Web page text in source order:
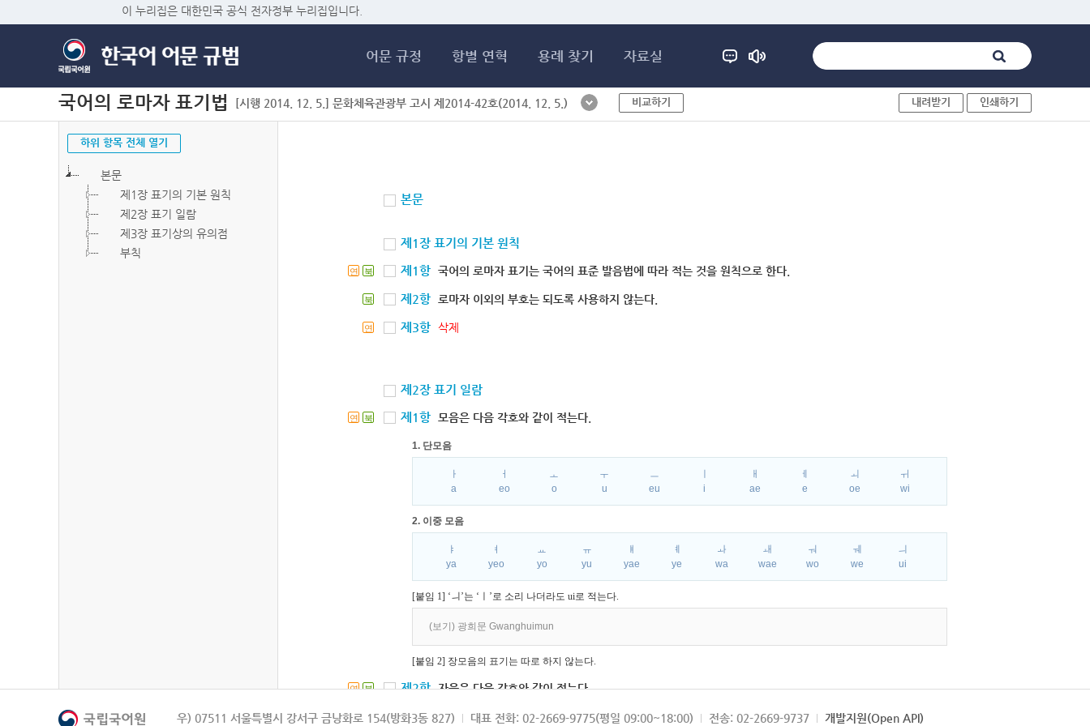
이 누리집은 대한민국 공식 전자정부 누리집입니다.
어문 규정 항별 연혁 용례 찾기 자료실
국어의 로마자 표기법 [시행 2014. 12. 5.] 문화체육관광부 고시 제2014-42호(2014. 12. 5.) 비교하기 내려받기 인쇄하기
하위 항목 전체 열기
본문
제1장 표기의 기본 원칙
제2장 표기 일람
제3장 표기상의 유의점
부칙
본문
제1장 표기의 기본 원칙
연 북 제1항 국어의 로마자 표기는 국어의 표준 발음법에 따라 적는 것을 원칙으로 한다.
북 제2항 로마자 이외의 부호는 되도록 사용하지 않는다.
연 제3항 삭제
제2장 표기 일람
연 북 제1항 모음은 다음 각호와 같이 적는다.
1. 단모음
ㅏ
a
ㅓ
eo
ㅗ
o
ㅜ
u
ㅡ
eu
i
ㅐ
ae
ㅔ
e
ㅚ
oe
ㅟ
wi
2. 이중 모음
ㅑ
ya
ㅕ
yeo
ㅛ
yo
ㅠ
yu
ㅒ
yae
ㅖ
ye
ㅘ
wa
ㅙ
wae
ㅝ
wo
ㅞ
we
ㅢ
ui
[붙임 1] ‘ㅢ’는 ‘ㅣ’로 소리 나더라도 ui로 적는다.
(보기) 광희문 Gwanghuimun
[붙임 2] 장모음의 표기는 따로 하지 않는다.
연 북 제2항 자음은 다음 각호와 같이 적는다.
1. 파열음
우) 07511 서울특별시 강서구 금낭화로 154(방화3동 827) 대표 전화: 02-2669-9775(평일 09:00~18:00) 전송: 02-2669-9737 개발지원(Open API)